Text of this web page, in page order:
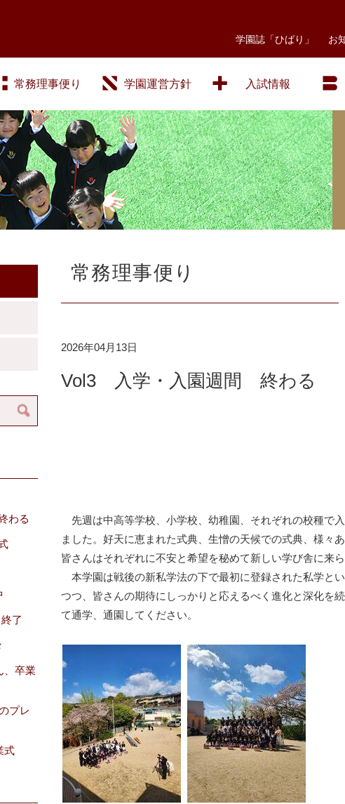
学園誌「ひばり」 お
常務理事便り 学園運営方針 入試情報
常務理事便り
2026年04月13日
Vol3 入学・入園週間 終わる
先週は中高等学校、小学校、幼稚園、それぞれの校種で
ました。好天に恵まれた式典、生憎の天候での式典、様々
皆さんはそれぞれに不安と希望を秘めて新しい学び舎に来ら
本学園は戦後の新私学法の下で最初に登録された私学と
つつ、皆さんの期待にしっかりと応えるべく進化と深化を
て通学、通園してください。
わる
了
卒業
プレ
式